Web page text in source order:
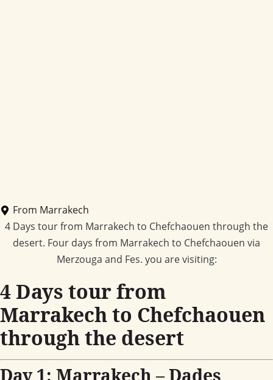
From Marrakech
4 Days tour from Marrakech to Chefchaouen through the
desert. Four days from Marrakech to Chefchaouen via
Merzouga and Fes. you are visiting:
4 Days tour from
Marrakech to Chefchaouen
through the desert
Day 1: Marrakech – Dades